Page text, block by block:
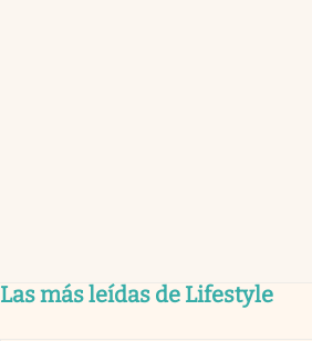
Las más leídas de Lifestyle